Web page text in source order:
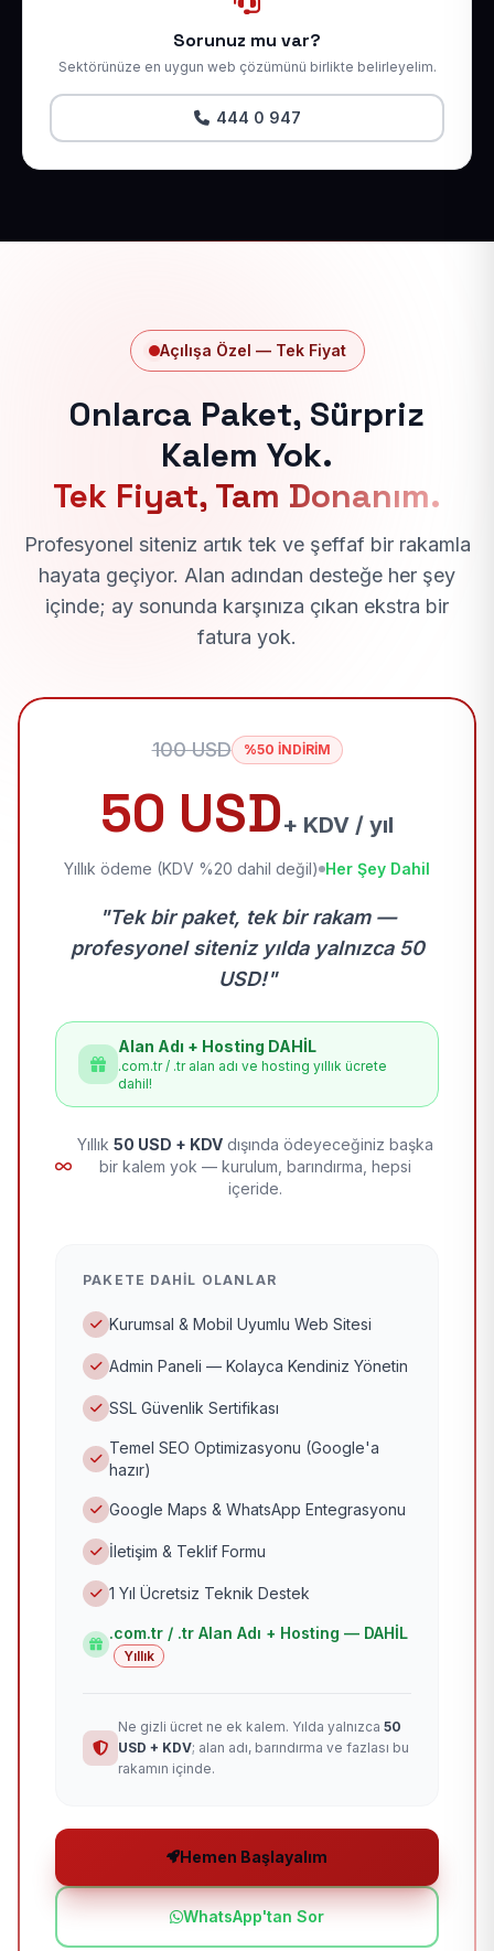
Sorunuz mu var?
Sektörünüze en uygun web çözümünü birlikte belirleyelim.
444 0 947
Açılışa Özel — Tek Fiyat
Onlarca Paket, Sürpriz
Kalem Yok.
Tek Fiyat, Tam Donanım.
Profesyonel siteniz artık tek ve şeffaf bir rakamla
hayata geçiyor. Alan adından desteğe her şey
içinde; ay sonunda karşınıza çıkan ekstra bir
fatura yok.
100 USD %50 İNDİRİM
50 USD+ KDV / yıl
Yıllık ödeme (KDV %20 dahil değil) Her Şey Dahil
"Tek bir paket, tek bir rakam —
profesyonel siteniz yılda yalnızca 50
USD!"
Alan Adı + Hosting DAHİL
.com.tr / .tr alan adı ve hosting yıllık ücrete
dahil!
Yıllık 50 USD + KDV dışında ödeyeceğiniz başka
bir kalem yok — kurulum, barındırma, hepsi
içeride.
PAKETE DAHIL OLANLAR
Kurumsal & Mobil Uyumlu Web Sitesi
Admin Paneli — Kolayca Kendiniz Yönetin
SSL Güvenlik Sertifikası
Temel SEO Optimizasyonu (Google'a
hazır)
Google Maps & WhatsApp Entegrasyonu
İletişim & Teklif Formu
1 Yıl Ücretsiz Teknik Destek
.com.tr / .tr Alan Adı + Hosting — DAHİL
Yıllık
Ne gizli ücret ne ek kalem. Yılda yalnızca 50
USD + KDV; alan adı, barındırma ve fazlası bu
rakamın içinde.
Hemen Başlayalım
WhatsApp'tan Sor